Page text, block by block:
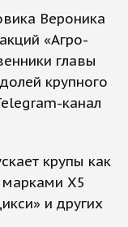
Вероника
«Агро-
главы
крупного
канал
крупы как
X5
и других